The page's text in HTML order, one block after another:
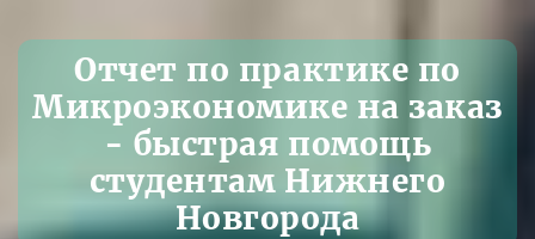
Отчет по практике по
Микроэкономике на заказ
- быстрая помощь
студентам Нижнего
Новгорода